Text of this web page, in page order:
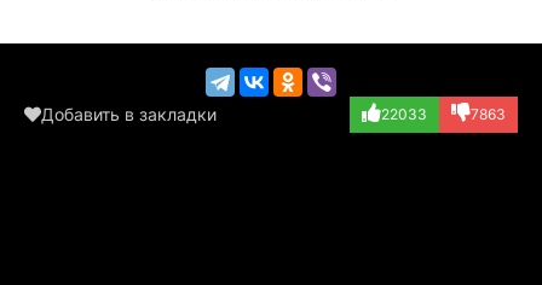
Добавить в закладки 22033 7863